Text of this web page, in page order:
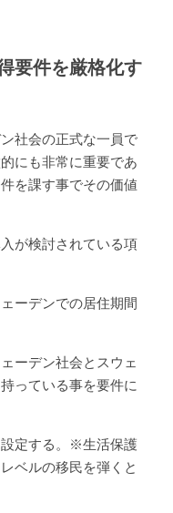
要件を厳格化す
社会の正式な一員で
にも非常に重要であ
を課す事でその価値
が検討されている項
ーデンでの居住期間
ーデン社会とスウェ
っている事を要件に
設定する。※生活保護
ベルの移民を弾くと